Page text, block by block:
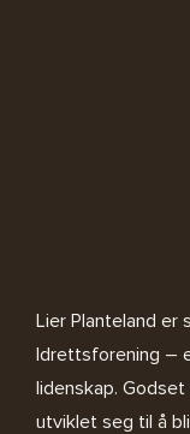
Lier Planteland er
Idrettsforening –
lidenskap.
utviklet seg til å